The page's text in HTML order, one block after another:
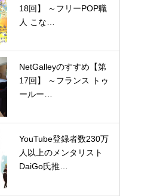
18回】 ～フリーPOP職
人 こな…
NetGalleyのすすめ【第
17回】 ～フランス トゥ
ールー…
YouTube登録者数230万
人以上のメンタリスト
DaiGo氏推…